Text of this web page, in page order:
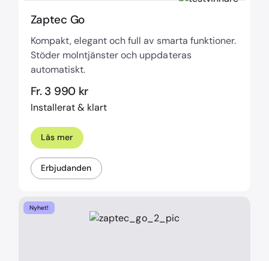
Zaptec Go
Kompakt, elegant och full av smarta funktioner.
Stöder molntjänster och uppdateras
automatiskt.
Fr. 3 990 kr
Installerat & klart
Läs mer
Erbjudanden
Nyhet!